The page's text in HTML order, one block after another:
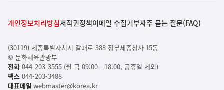
개인정보처리방침저작권정책이메일 수집거부자주 묻는 질문(FAQ)
(30119) 세종특별자치시 갈매로 388 정부세종청사 15동
© 문화체육관광부
전화044-203-3555 (월-금 09:00 - 18:00, 공휴일 제외)
팩스044-203-3488
대표메일 webmaster@korea.kr